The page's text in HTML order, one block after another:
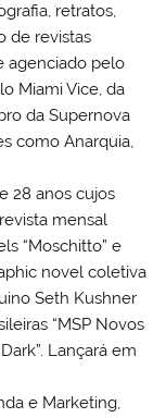
retratos,
de revistas
agenciado pelo
Miami Vice, da
da Supernova
como Anarquia,
28 anos cujos
mensal
“Moschitto” e
novel coletiva
Seth Kushner
“MSP Novos
Lançará em
e Marketing,